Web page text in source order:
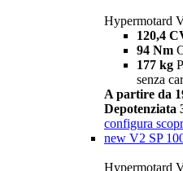
Hypermotard
120,4
94 Nm
177 kg
senza
A partire da
Depotenziata
configura
new V2 SP
Hypermotard